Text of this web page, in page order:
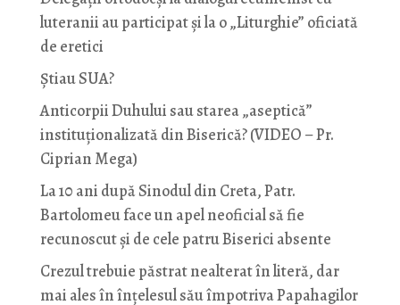
luteranii au participat și la o „Liturghie” oficiată
de eretici
Știau SUA?
Anticorpii Duhului sau starea „aseptică”
instituționalizată din Biserică? (VIDEO – Pr.
Ciprian Mega)
La 10 ani după Sinodul din Creta, Patr.
Bartolomeu face un apel neoficial să fie
recunoscut și de cele patru Biserici absente
Crezul trebuie păstrat nealterat în literă, dar
mai ales în înțelesul său împotriva Papahagilor